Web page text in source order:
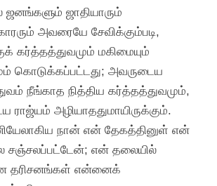
ஜனங்களும் ஜாதியாரும்
அவரையே சேவிக்கும்படி,
கர்த்தத்துவமும் மகிமையும்
கொடுக்கப்பட்டது; அவருடைய
நீங்காத நித்திய கர்த்தத்துவமும்,
ராஜ்யம் அழியாததுமாயிருக்கும்.
நான் என் தேகத்தினுள் என்
சஞ்சலப்பட்டேன்; என் தலையில்
தரிசனங்கள் என்னைக்